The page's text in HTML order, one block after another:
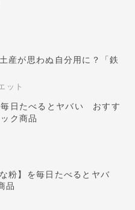
ット
毎日たべるとヤバい おすす
ク商品